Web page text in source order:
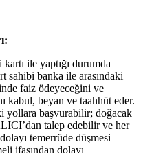
ile yaptığı durumda
sahibi banka ile arasındaki
faiz ödeyeceğini ve
kabul, beyan ve taahhüt eder.
yollara başvurabilir; doğacak
talep edebilir ve her
temerrüde düşmesi
ifasından dolayı